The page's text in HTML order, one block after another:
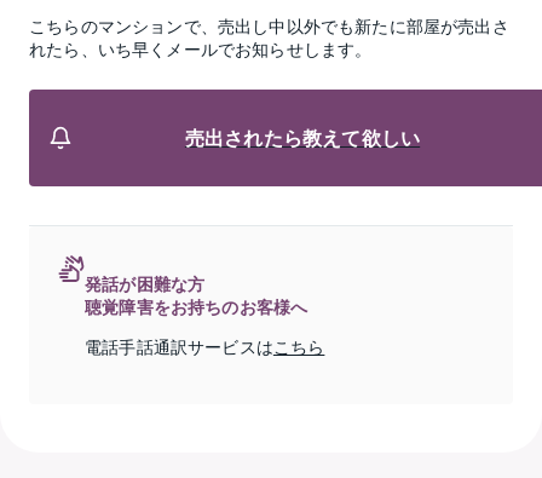
こちらのマンションで、売出し中以外でも新たに部屋が売出さ
れたら、いち早くメールでお知らせします。
売出されたら教えて欲しい
発話が困難な方
聴覚障害をお持ちのお客様へ
電話手話通訳サービスはこちら